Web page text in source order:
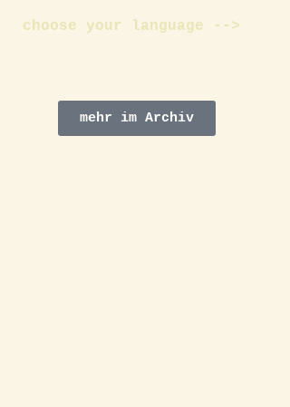
choose your language -->
mehr im Archiv